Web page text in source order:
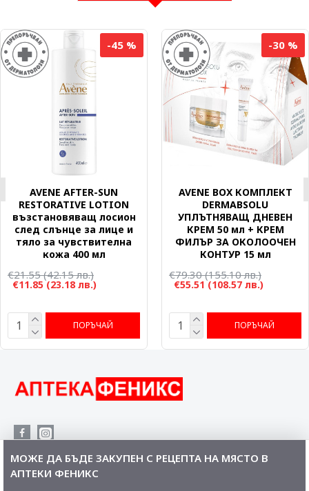
МОЖЕ ДА БЪДЕ ЗАКУПЕН С РЕЦЕПТА НА МЯСТО В
АПТЕКИ ФЕНИКС
-45 %
AVENE AFTER-SUN
RESTORATIVE LOTION
възстановяващ лосион
след слънце за лице и
тяло за чувствителна
кожа 400 мл
€11.85(23.18 лв.)
€21.55(42.15 лв.)
ПОРЪЧАЙ
-30 %
AVENE BOX КОМПЛЕКТ
DERMABSOLU
УПЛЪТНЯВАЩ ДНЕВЕН
КРЕМ 50 мл + КРЕМ
ФИЛЪР ЗА ОКОЛООЧЕН
КОНТУР 15 мл
€55.51(108.57 лв.)
€79.30(155.10 лв.)
ПОРЪЧАЙ
Приемаме плащания с: